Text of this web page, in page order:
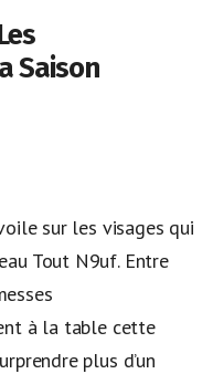
Saison
sur les visages qui
Tout N9uf. Entre
à la table cette
plus d’un